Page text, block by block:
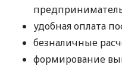
удобная оплата
безналичные
формирование